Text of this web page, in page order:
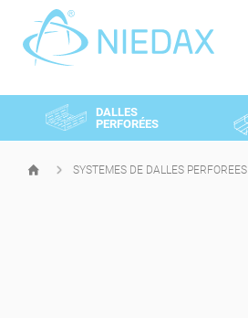
DALLES
PERFORÉES
PAGE
SYSTEMES DE DALLES PERFOREES
Panneau de gestion des cookies